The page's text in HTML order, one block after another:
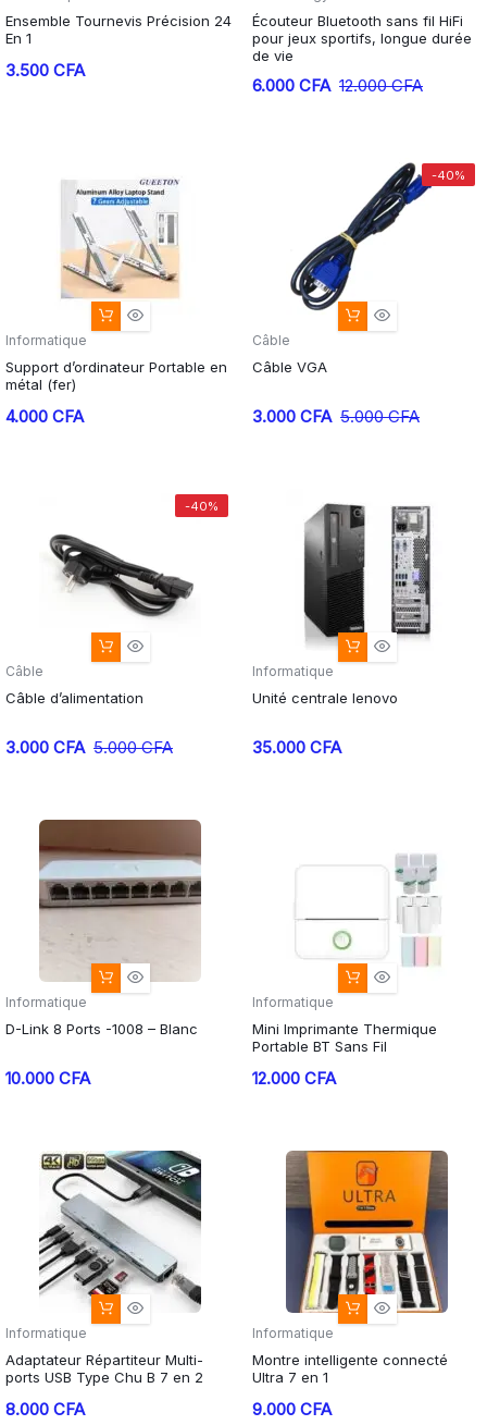
Ensemble Tournevis Précision 24
En 1
3.500 CFA
Écouteur Bluetooth sans fil HiFi
pour jeux sportifs, longue durée
de vie
12.000CFA
Le
6.000 CFA
Le
Informatique
Support d’ordinateur Portable en
métal (fer)
4.000 CFA
-40%
Câble
Câble VGA
5.000CFA
Le
5.000 CFA.
3.000 CFA
Le
3.000 CFA.
-40%
Câble
Câble d’alimentation
5.000CFA
Le
était :
5.000 CFA.
3.000 CFA
Le
3.000 CFA.
Informatique
Unité centrale lenovo
35.000 CFA
Informatique
D-Link 8 Ports -1008 – Blanc
10.000 CFA
Informatique
Mini Imprimante Thermique
Portable BT Sans Fil
12.000 CFA
Informatique
Adaptateur Répartiteur Multi-
ports USB Type Chu B 7 en 2
8.000 CFA
Informatique
Montre intelligente connecté
Ultra 7 en 1
9.000 CFA